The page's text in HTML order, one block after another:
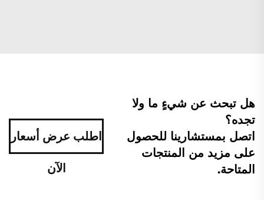
هل تبحث عن شيءٍ ما ولا
تجده؟
اتصل بمستشارينا للحصول
على مزيد من المنتجات
المتاحة.
اطلب عرض أسعار
الآن